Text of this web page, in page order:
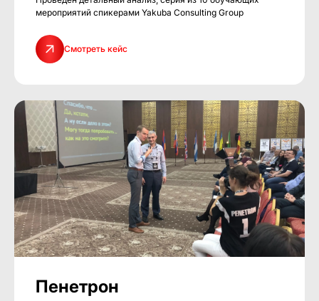
мероприятий спикерами Yakuba Consulting Group
Смотреть кейс
Пенетрон